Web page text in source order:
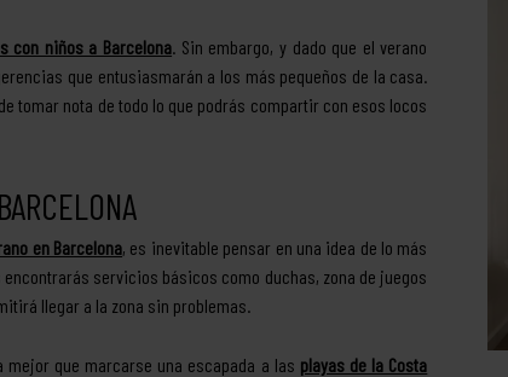
con niños a Barcelona. Sin embargo, y dado que el verano
que entusiasmarán a los más pequeños de la casa.
tomar nota de todo lo que podrás compartir con esos locos
en Barcelona, es inevitable pensar en una idea de lo más
encontrarás servicios básicos como duchas, zona de juegos
llegar a la zona sin problemas.
mejor que marcarse una escapada a las playas de la Costa